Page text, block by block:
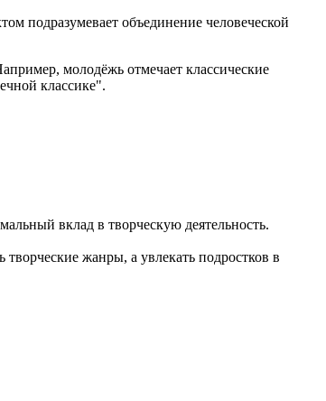
подразумевает объединение человеческой
молодёжь отмечает классические
классике".
вклад в творческую деятельность.
жанры, а увлекать подростков в